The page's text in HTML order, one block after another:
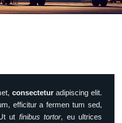
consecteturadipiscing elit.
efficitur a fermen tum sed,
ut finibus tortor, eu ultrices